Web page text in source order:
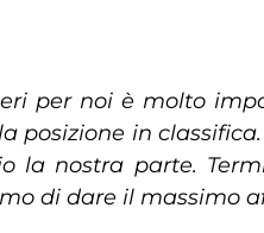
per noi è molto
posizione in
nostra parte.
di dare il massimo